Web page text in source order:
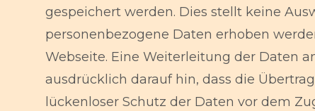
gespeichert werden. Dies stellt keine
personenbezogene Daten erhoben
Webseite. Eine Weiterleitung der Daten
ausdrücklich darauf hin, dass die
lückenloser Schutz der Daten vor dem